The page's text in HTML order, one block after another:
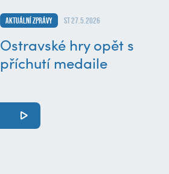
Aktuální zprávy st 27.5.2026
Ostravské hry opět s
příchutí medaile